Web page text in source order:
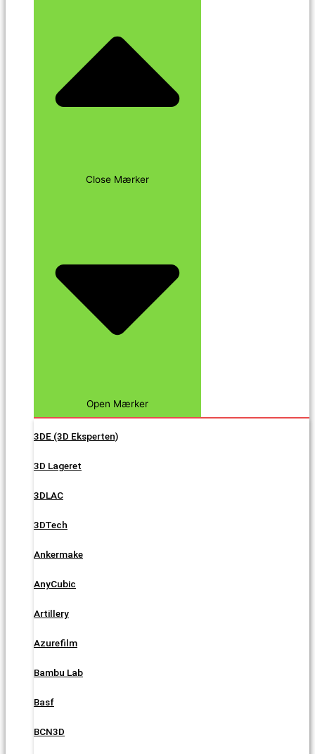
Close Mærker
Open Mærker
3DE (3D Eksperten)
3D Lageret
3DLAC
3DTech
Ankermake
AnyCubic
Artillery
Azurefilm
Bambu Lab
Basf
BCN3D